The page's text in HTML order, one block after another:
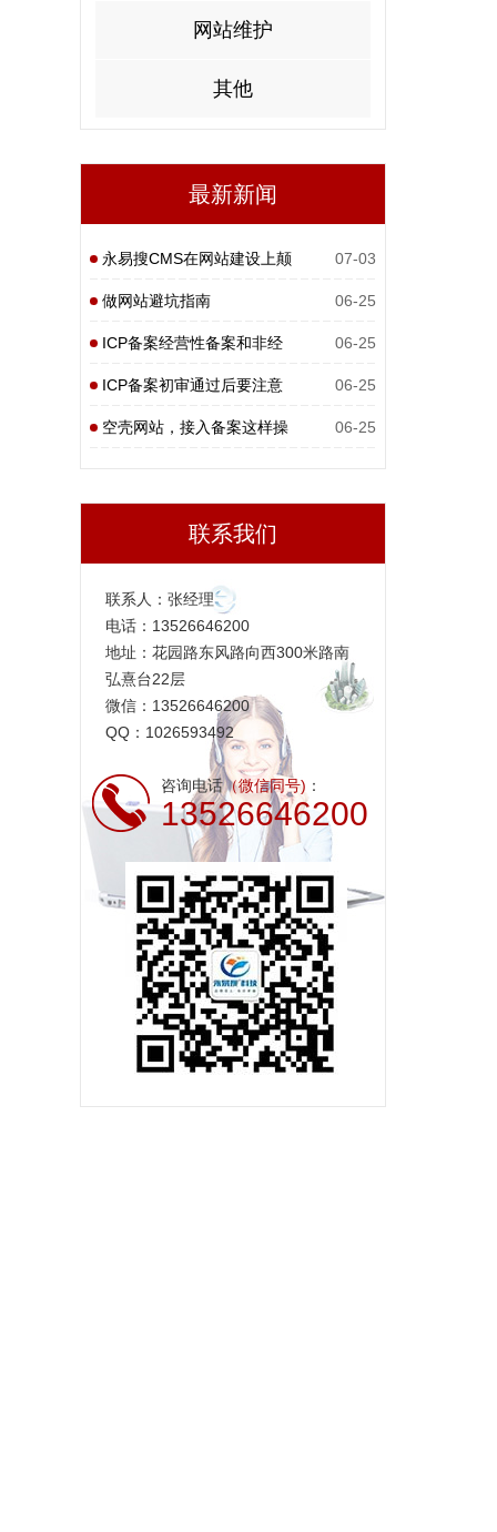
网站维护
其他
最新新闻
永易搜CMS在网站建设上颠
覆性
07-03
做网站避坑指南 06-25
ICP备案经营性备案和非经
营性
06-25
ICP备案初审通过后要注意
什么
06-25
空壳网站，接入备案这样操 06-25
联系我们
联系人：张经理
电话：13526646200
地址：花园路东风路向西300米路南
弘熹台22层
微信：13526646200
QQ：1026593492
咨询电话（微信同号) ：
13526646200